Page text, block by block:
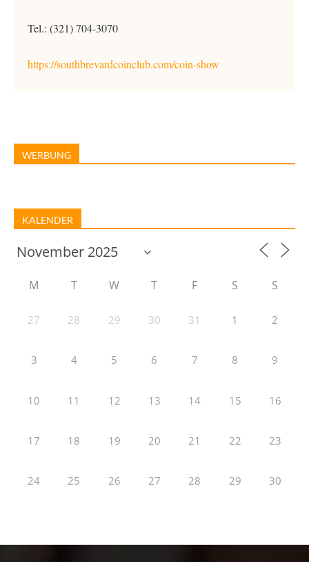
Tel.: (321) 704-3070
https://southbrevardcoinclub.com/coin-show
WERBUNG
KALENDER
M T W T F S S
27 28 29 30 31 1 2
3 4 5 6 7 8 9
10 11 12 13 14 15 16
17 18 19 20 21 22 23
24 25 26 27 28 29 30